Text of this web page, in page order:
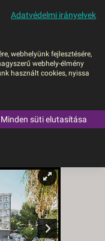
MENÜ
Adatvédelmi irányelvek
webhelyünk fejlesztésére,
webhely-élmény
használt cookies, nyissa
Minden süti elutasítása